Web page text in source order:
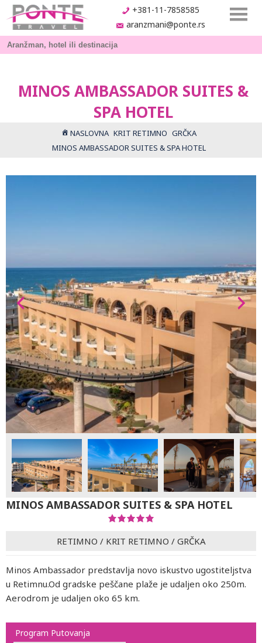
+381-11-7858585
aranzmani@ponte.rs
MINOS AMBASSADOR SUITES &
SPA HOTEL
NASLOVNA KRIT RETIMNO GRČKA
MINOS AMBASSADOR SUITES & SPA HOTEL
MINOS AMBASSADOR SUITES & SPA HOTEL
RETIMNO / KRIT RETIMNO / GRČKA
Minos Ambassador predstavlja novo iskustvo ugostiteljstva
u Retimnu.Od gradske peščane plaže je udaljen oko 250m.
Aerodrom je udaljen oko 65 km.
Program Putovanja